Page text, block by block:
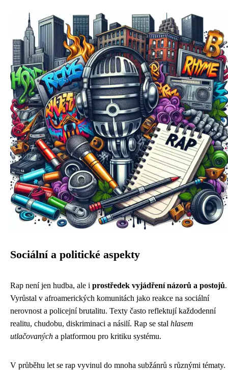
Sociální a politické aspekty
Rap není jen hudba, ale i prostředek vyjádření názorů a postojů.
Vyrůstal v afroamerických komunitách jako reakce na sociální
nerovnost a policejní brutalitu. Texty často reflektují každodenní
realitu, chudobu, diskriminaci a násilí. Rap se stal hlasem
utlačovaných a platformou pro kritiku systému.
V průběhu let se rap vyvinul do mnoha subžánrů s různými tématy.